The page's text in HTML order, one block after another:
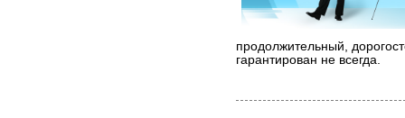
продолжительный,
гарантирован не всегда.